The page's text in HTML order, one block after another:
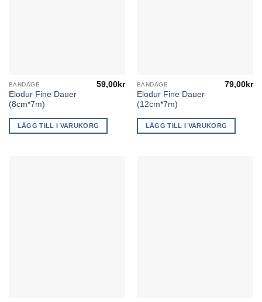
BANDAGE
Elodur Fine Dauer
(8cm*7m)
59,00kr
LÄGG TILL I VARUKORG
BANDAGE
Elodur Fine Dauer
(12cm*7m)
79,00kr
LÄGG TILL I VARUKORG